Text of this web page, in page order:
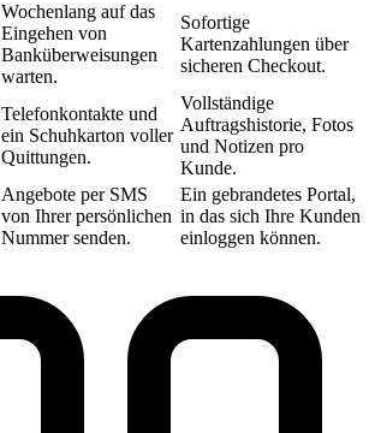
Wochenlang auf das
Eingehen von
Banküberweisungen
warten.
Sofortige
Kartenzahlungen über
sicheren Checkout.
Telefonkontakte und
ein Schuhkarton voller
Quittungen.
Vollständige
Auftragshistorie, Fotos
und Notizen pro
Kunde.
Angebote per SMS
von Ihrer persönlichen
Nummer senden.
Ein gebrandetes Portal,
in das sich Ihre Kunden
einloggen können.